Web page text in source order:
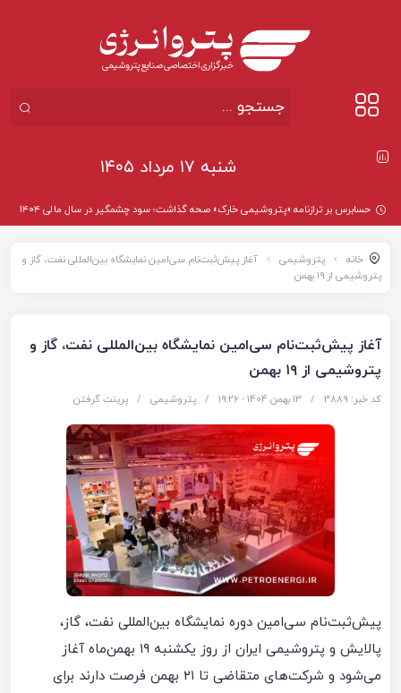
شنبه ۱۷ مرداد ۱۴۰۵
حسابرس بر ترازنامه «پتروشیمی خارک» صحه گذاشت؛ سود چشمگیر در سال مالی ۱۴۰۴
خانه پتروشیمی
آغاز پیش‌ثبت‌نام سی‌امین نمایشگاه بین‌المللی نفت، گاز و
پتروشیمی از ۱۹ بهمن
آغاز پیش‌ثبت‌نام سی‌امین نمایشگاه بین‌المللی نفت، گاز و
پتروشیمی از ۱۹ بهمن
کد خبر: 3889 / 13 بهمن 1404 - ۱۹:۲۶ / پتروشیمی / پرینت گرفتن
پیش‌ثبت‌نام سی‌امین دوره نمایشگاه بین‌المللی نفت، گاز،
پالایش و پتروشیمی ایران از روز یکشنبه ۱۹ بهمن‌ماه آغاز
می‌شود و شرکت‌های متقاضی تا ۲۱ بهمن فرصت دارند برای